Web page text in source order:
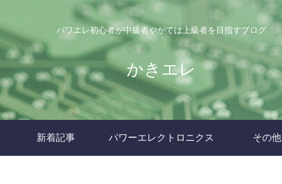
パワエレ初心者が中級者やがては上級者を目指すブログ
かきエレ
新着記事 パワーエレクトロニクス その他